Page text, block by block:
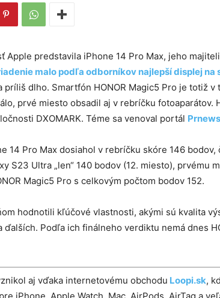
Apple predstavila iPhone 14 Pro Max, jeho
malo podľa odborníkov najlepší displej na
príliš dlho. Smartfón HONOR Magic5 Pro je totiž
prvé miesto obsadil aj v rebríčku fotoaparátov.
DXOMARK. Téme sa venoval portál
14 Pro Max dosiahol v rebríčku skóre 146
S23 Ultra „len“ 140 bodov (12. miesto), prvému
Magic5 Pro s celkovým počtom bodov 152.
hodnotili kľúčové vlastnosti, akými sú kvalita
ďalších. Podľa ich finálneho verdiktu nemá dnes
aj vďaka internetovému obchodu Loopi.sk,
iPhone, Apple Watch, Mac, AirPods, AirTag a